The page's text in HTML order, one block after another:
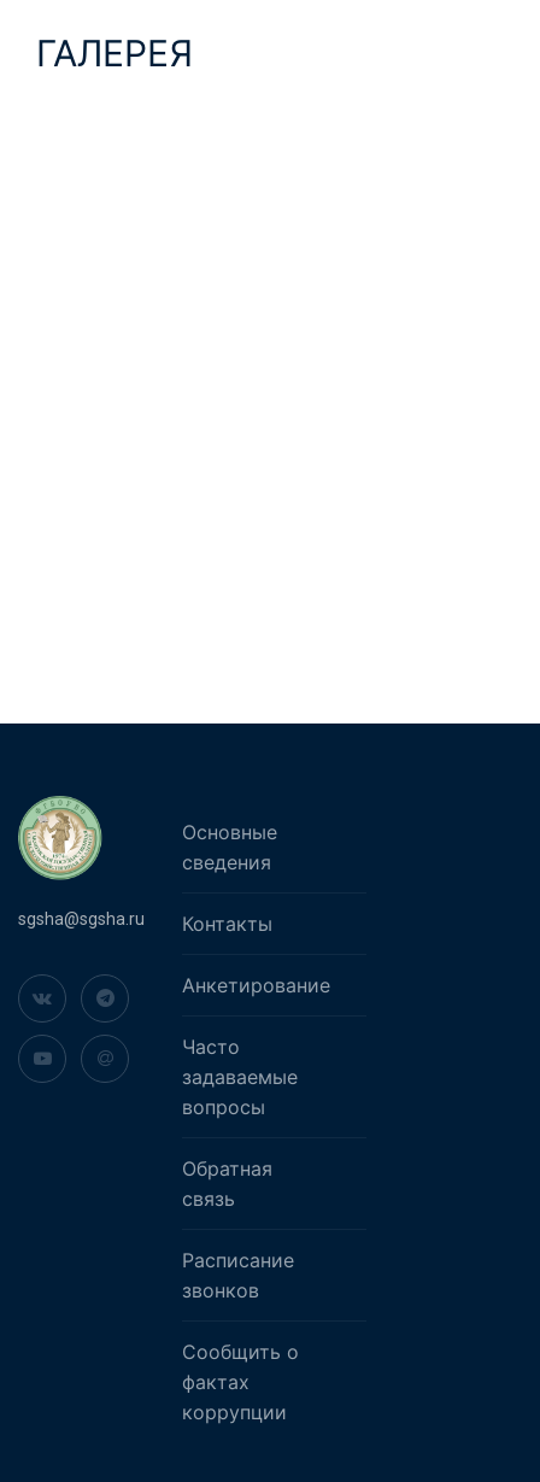
ГАЛЕРЕЯ
sgsha@sgsha.ru
Основные
сведения
Контакты
Анкетирование
Часто
задаваемые
вопросы
Обратная
связь
Расписание
звонков
Сообщить о
фактах
коррупции